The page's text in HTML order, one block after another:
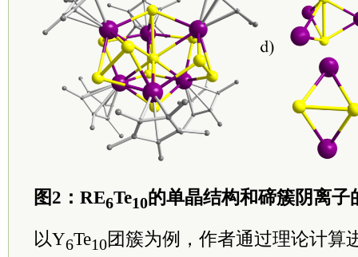
图2：RE6Te10的单晶结构和碲簇阴离子
以Y6Te10团簇为例，作者通过理论计算